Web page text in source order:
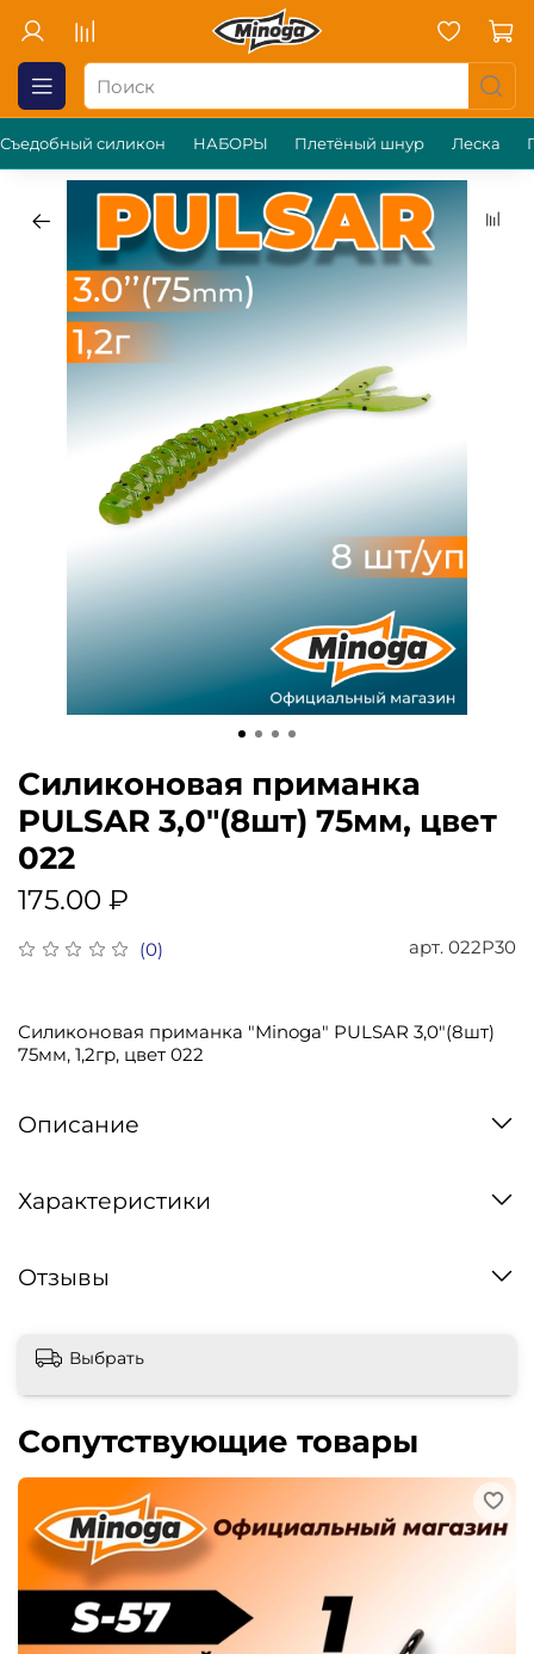
Съедобный силикон НАБОРЫ Плетёный шнур Леска
(0) арт. 022P30
Силиконовая приманка
PULSAR 3,0"(8шт) 75мм, цвет
022
175.00 ₽
Силиконовая приманка "Minoga" PULSAR 3,0"(8шт)
75мм, 1,2гр, цвет 022
Описание
Характеристики
Отзывы
Выбрать
Сопутствующие товары